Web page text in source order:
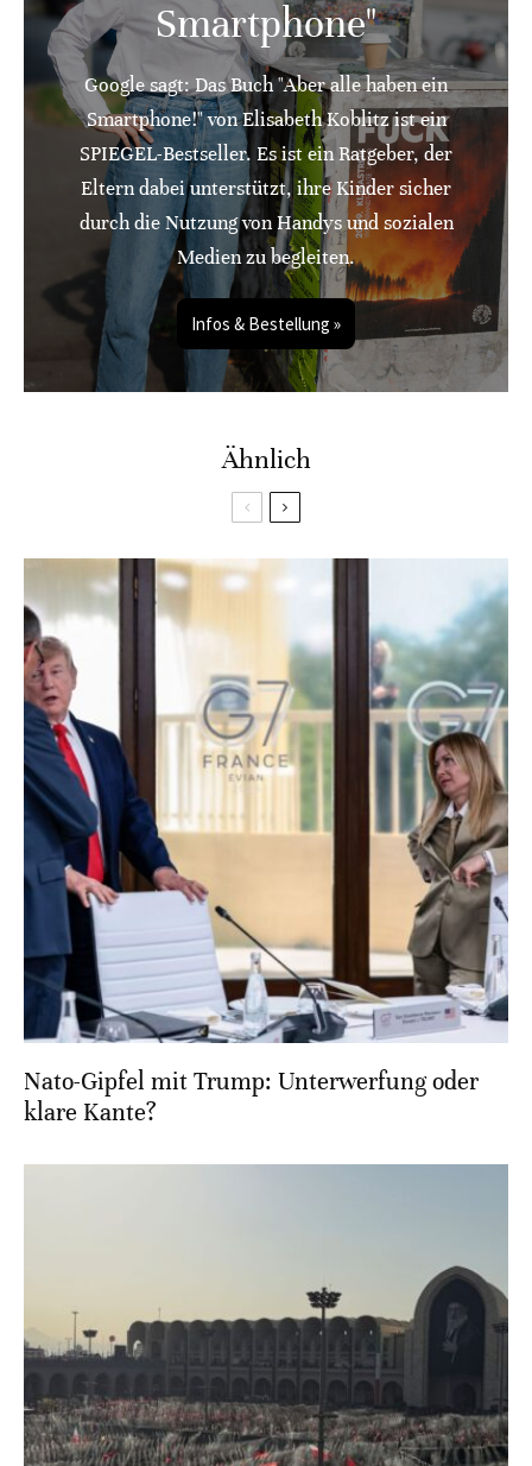
Smartphone"
Google sagt: Das Buch "Aber alle haben ein
Smartphone!" von Elisabeth Koblitz ist ein
SPIEGEL-Bestseller. Es ist ein Ratgeber, der
Eltern dabei unterstützt, ihre Kinder sicher
durch die Nutzung von Handys und sozialen
Medien zu begleiten.
Infos & Bestellung »
Ähnlich
Nato-Gipfel mit Trump: Unterwerfung oder
klare Kante?